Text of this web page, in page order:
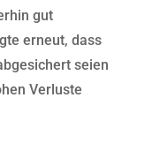
gut
erneut, dass
seien
Verluste